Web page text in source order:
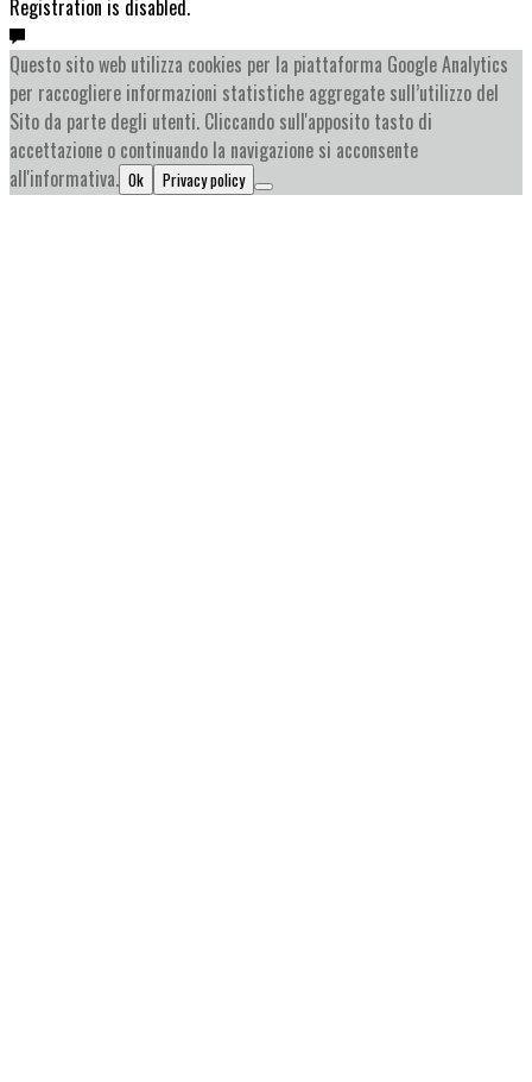
Registration is disabled.
Questo sito web utilizza cookies per la piattaforma Google Analytics
per raccogliere informazioni statistiche aggregate sull’utilizzo del
Sito da parte degli utenti. Cliccando sull'apposito tasto di
accettazione o continuando la navigazione si acconsente
all'informativa. Ok Privacy policy